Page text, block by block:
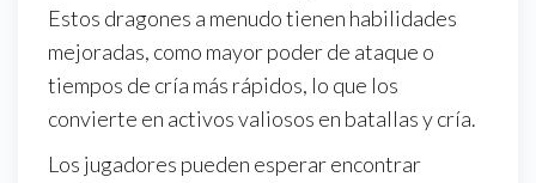
Estos dragones a menudo tienen habilidades
mejoradas, como mayor poder de ataque o
tiempos de cría más rápidos, lo que los
convierte en activos valiosos en batallas y cría.
Los jugadores pueden esperar encontrar